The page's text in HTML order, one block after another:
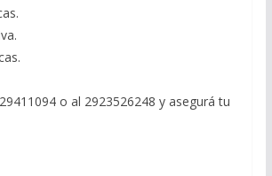
o al 2923526248 y asegurá tu